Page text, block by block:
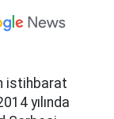
istihbarat
yılında